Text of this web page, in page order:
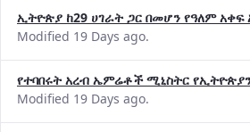
ኢትዮጵያ ከ29 ሀገራት ጋር በመሆን የዓለም
Modified 19 Days ago.
የተባበሩት አረብ ኤምሬቶች ሚኒስትር
Modified 19 Days ago.